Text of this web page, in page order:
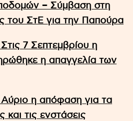
– Σύμβαση στη
του ΣτΕ για την Παπούρα
7 Σεπτεμβρίου η
η απαγγελία των
Αύριο η απόφαση για τα
και τις ενστάσεις